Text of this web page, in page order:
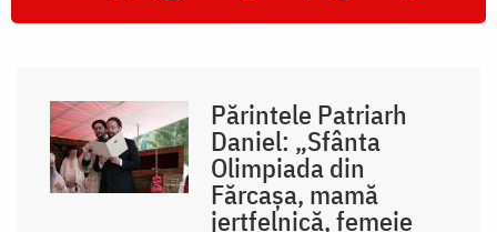
Părintele Patriarh
Daniel: „Sfânta
Olimpiada din
Fărcașa, mamă
jertfelnică, femeie